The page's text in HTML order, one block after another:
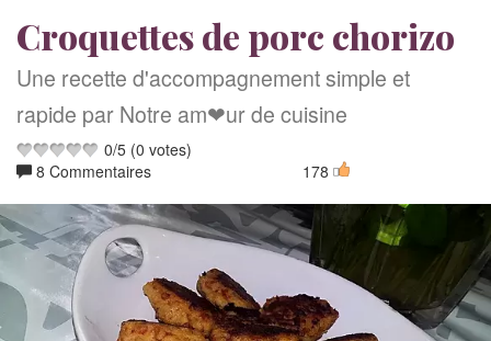
Croquettes de porc chorizo
Une recette d'accompagnement simple et
rapide par Notre am❤ur de cuisine
0/5 (0 votes)
8 Commentaires
178